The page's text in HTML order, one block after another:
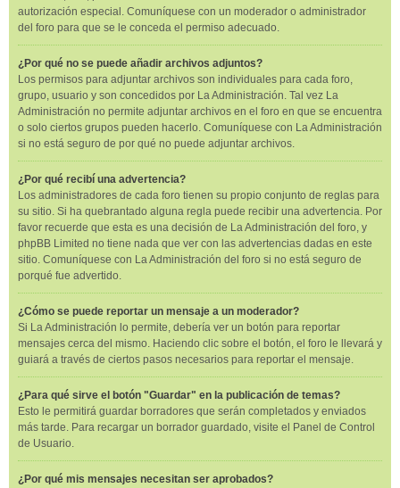
autorización especial. Comuníquese con un moderador o administrador
del foro para que se le conceda el permiso adecuado.
¿Por qué no se puede añadir archivos adjuntos?
Los permisos para adjuntar archivos son individuales para cada foro,
grupo, usuario y son concedidos por La Administración. Tal vez La
Administración no permite adjuntar archivos en el foro en que se encuentra
o solo ciertos grupos pueden hacerlo. Comuníquese con La Administración
si no está seguro de por qué no puede adjuntar archivos.
¿Por qué recibí una advertencia?
Los administradores de cada foro tienen su propio conjunto de reglas para
su sitio. Si ha quebrantado alguna regla puede recibir una advertencia. Por
favor recuerde que esta es una decisión de La Administración del foro, y
phpBB Limited no tiene nada que ver con las advertencias dadas en este
sitio. Comuníquese con La Administración del foro si no está seguro de
porqué fue advertido.
¿Cómo se puede reportar un mensaje a un moderador?
Si La Administración lo permite, debería ver un botón para reportar
mensajes cerca del mismo. Haciendo clic sobre el botón, el foro le llevará y
guiará a través de ciertos pasos necesarios para reportar el mensaje.
¿Para qué sirve el botón "Guardar" en la publicación de temas?
Esto le permitirá guardar borradores que serán completados y enviados
más tarde. Para recargar un borrador guardado, visite el Panel de Control
de Usuario.
¿Por qué mis mensajes necesitan ser aprobados?